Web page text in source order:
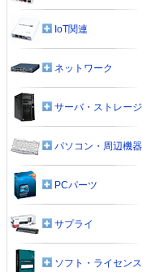
IoT関連
ネットワーク
サーバ・ストレージ
パソコン・周辺機器
PCパーツ
サプライ
ソフト・ライセンス